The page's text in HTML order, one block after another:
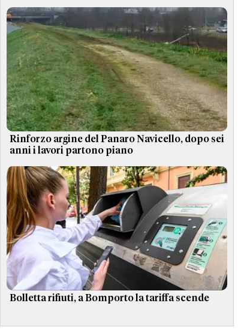
Rinforzo argine del Panaro Navicello, dopo sei
anni i lavori partono piano
Bolletta rifiuti, a Bomporto la tariffa scende